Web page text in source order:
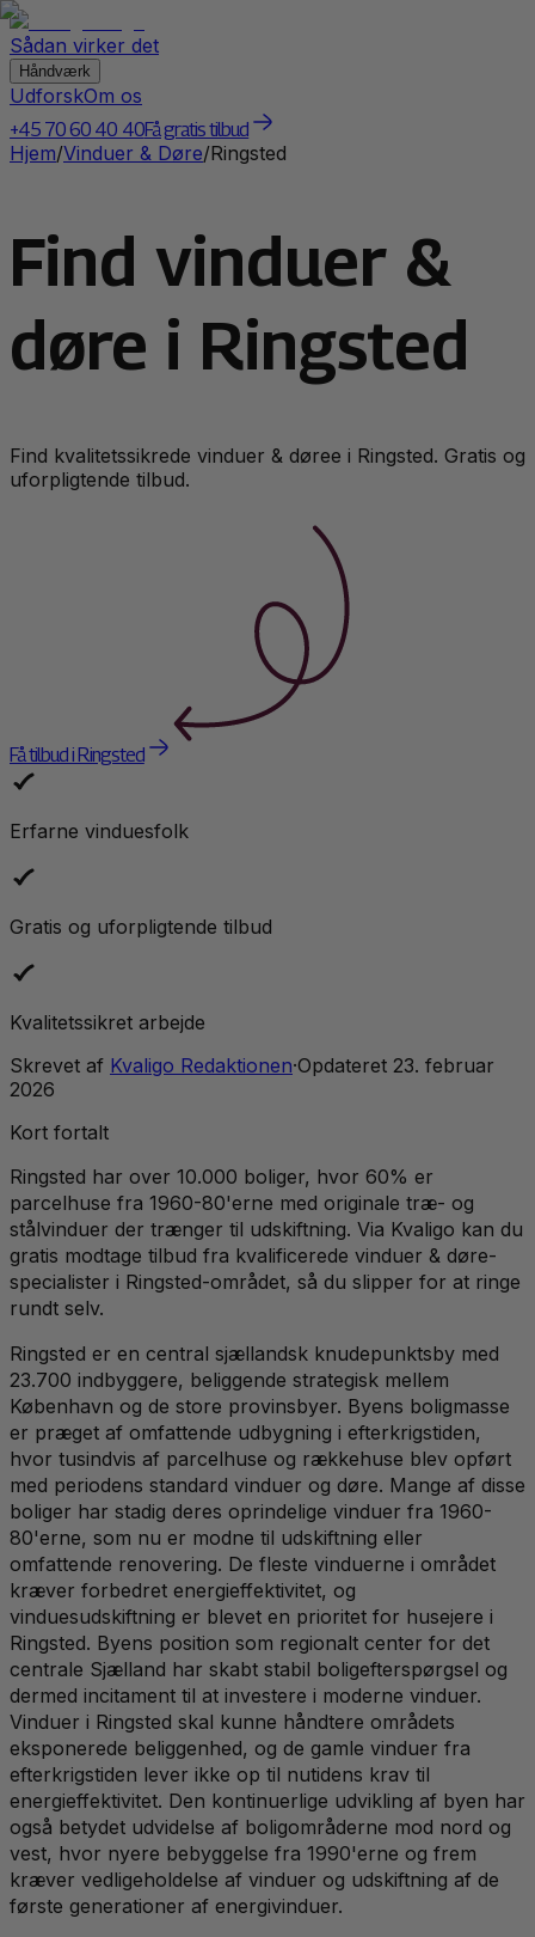
Sådan virker det
Håndværk
UdforskOm os
+45 70 60 40 40Få gratis tilbud
Hjem/Vinduer & Døre/Ringsted
Find vinduer &
døre i Ringsted
Find kvalitetssikrede vinduer & døree i Ringsted. Gratis og
uforpligtende tilbud.
Få tilbud i Ringsted
Erfarne vinduesfolk
Gratis og uforpligtende tilbud
Kvalitetssikret arbejde
Skrevet af Kvaligo Redaktionen·Opdateret 23. februar
2026
Kort fortalt
Ringsted har over 10.000 boliger, hvor 60% er
parcelhuse fra 1960-80'erne med originale træ- og
stålvinduer der trænger til udskiftning. Via Kvaligo kan du
gratis modtage tilbud fra kvalificerede vinduer & døre-
specialister i Ringsted-området, så du slipper for at ringe
rundt selv.
Ringsted er en central sjællandsk knudepunktsby med
23.700 indbyggere, beliggende strategisk mellem
København og de store provinsbyer. Byens boligmasse
er præget af omfattende udbygning i efterkrigstiden,
hvor tusindvis af parcelhuse og rækkehuse blev opført
med periodens standard vinduer og døre. Mange af disse
boliger har stadig deres oprindelige vinduer fra 1960-
80'erne, som nu er modne til udskiftning eller
omfattende renovering. De fleste vinduerne i området
kræver forbedret energieffektivitet, og
vinduesudskiftning er blevet en prioritet for husejere i
Ringsted. Byens position som regionalt center for det
centrale Sjælland har skabt stabil boligefterspørgsel og
dermed incitament til at investere i moderne vinduer.
Vinduer i Ringsted skal kunne håndtere områdets
eksponerede beliggenhed, og de gamle vinduer fra
efterkrigstiden lever ikke op til nutidens krav til
energieffektivitet. Den kontinuerlige udvikling af byen har
også betydet udvidelse af boligområderne mod nord og
vest, hvor nyere bebyggelse fra 1990'erne og frem
kræver vedligeholdelse af vinduer og udskiftning af de
første generationer af energivinduer.